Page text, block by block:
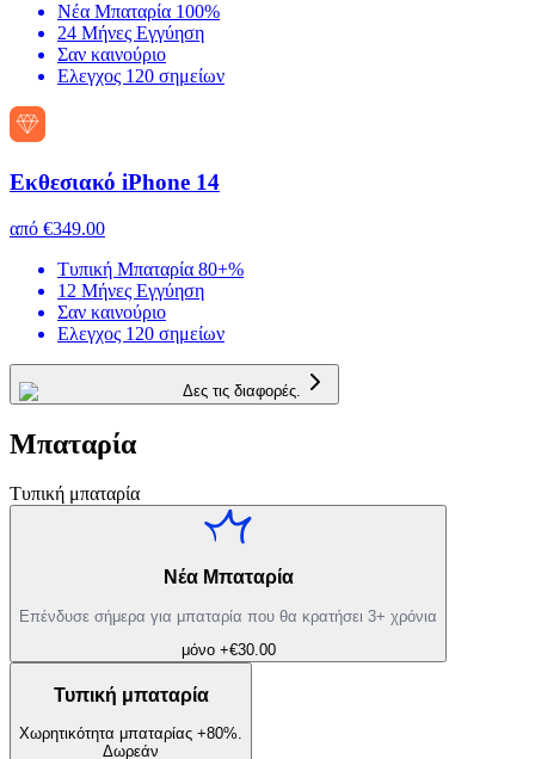
Νέα Μπαταρία 100%
24 Μήνες Εγγύηση
Σαν καινούριο
Ελεγχος 120 σημείων
Εκθεσιακό iPhone 14
από €349.00
Τυπική Μπαταρία 80+%
12 Μήνες Εγγύηση
Σαν καινούριο
Ελεγχος 120 σημείων
Δες τις διαφορές.
Μπαταρία
Τυπική μπαταρία
Νέα Μπαταρία
Επένδυσε σήμερα για μπαταρία που θα κρατήσει 3+ χρόνια
μόνο +€30.00
Τυπική μπαταρία
Χωρητικότητα μπαταρίας +80%.
Δωρεάν